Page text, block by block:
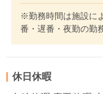
※勤務時間は施設に
番・遅番・夜勤の勤
休日休暇